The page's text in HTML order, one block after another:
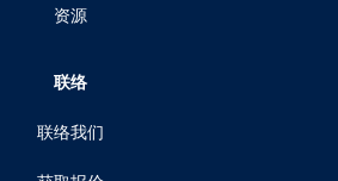
资源
联络
联络我们